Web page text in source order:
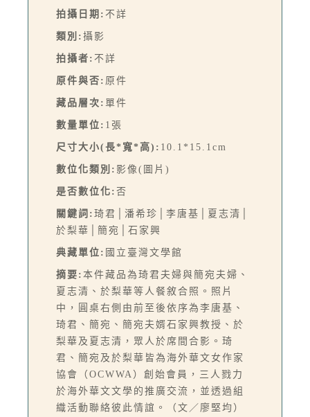
拍攝日期: 不詳
類別: 攝影
拍攝者: 不詳
原件與否: 原件
藏品層次: 單件
數量單位: 1張
尺寸大小(長*寬*高): 10.1*15.1cm
數位化類別: 影像(圖片)
是否數位化: 否
關鍵詞: 琦君│潘希珍│李唐基│夏志清│
於梨華│簡宛│石家興
典藏單位: 國立臺灣文學館
摘要: 本件藏品為琦君夫婦與簡宛夫婦、
夏志清、於梨華等人餐敘合照。照片
中，圓桌右側由前至後依序為李唐基、
琦君、簡宛、簡宛夫婿石家興教授、於
梨華及夏志清，眾人於席間合影。琦
君、簡宛及於梨華皆為海外華文女作家
協會（OCWWA）創始會員，三人戮力
於海外華文文學的推廣交流，並透過組
織活動聯絡彼此情誼。（文／廖堅均）